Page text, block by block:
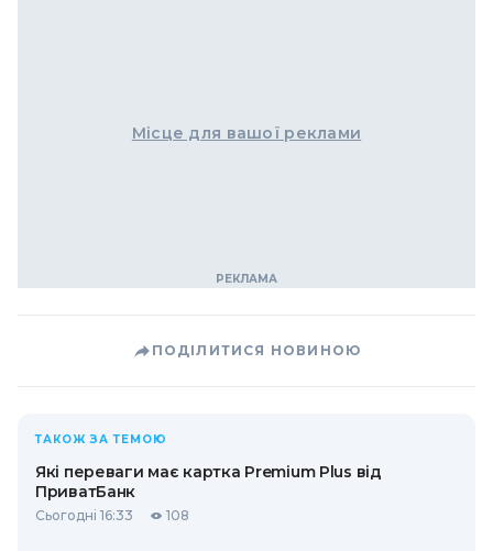
Місце для вашої реклами
ПОДІЛИТИСЯ НОВИНОЮ
ТАКОЖ ЗА ТЕМОЮ
Які переваги має картка Premium Plus від
ПриватБанк
Сьогодні 16:33 108